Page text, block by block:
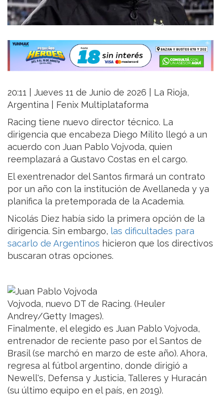
20:11 | Jueves 11 de Junio de 2026 | La Rioja,
Argentina | Fenix Multiplataforma
Racing tiene nuevo director técnico. La
dirigencia que encabeza Diego Milito llegó a un
acuerdo con Juan Pablo Vojvoda, quien
reemplazará a Gustavo Costas en el cargo.
El exentrenador del Santos firmará un contrato
por un año con la institución de Avellaneda y ya
planifica la pretemporada de la Academia.
Nicolás Diez había sido la primera opción de la
dirigencia. Sin embargo, las dificultades para
sacarlo de Argentinos hicieron que los directivos
buscaran otras opciones.
Vojvoda, nuevo DT de Racing. (Heuler
Andrey/Getty Images).
Finalmente, el elegido es Juan Pablo Vojvoda,
entrenador de reciente paso por el Santos de
Brasil (se marchó en marzo de este año). Ahora,
regresa al fútbol argentino, donde dirigió a
Newell's, Defensa y Justicia, Talleres y Huracán
(su último equipo en el país, en 2019).